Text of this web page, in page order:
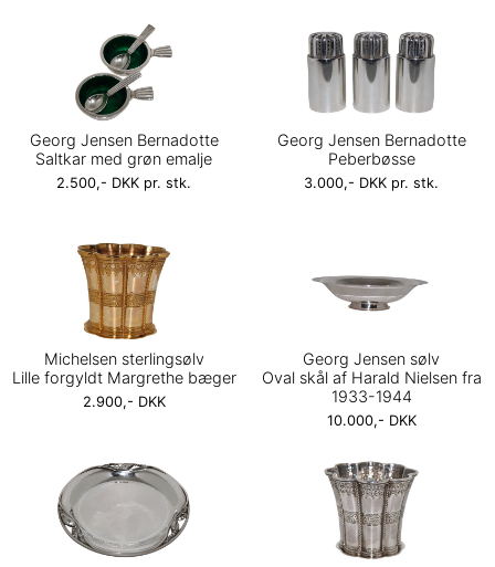
Georg Jensen Bernadotte
Saltkar med grøn emalje
2.500,- DKK pr. stk.
Georg Jensen Bernadotte
Peberbøsse
3.000,- DKK pr. stk.
Michelsen sterlingsølv
Lille forgyldt Margrethe bæger
2.900,- DKK
Georg Jensen sølv
Oval skål af Harald Nielsen fra
1933-1944
10.000,- DKK